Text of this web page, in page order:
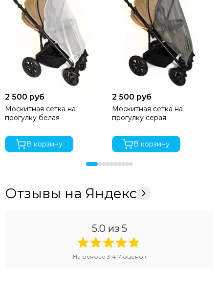
2 500 руб
Москитная сетка на
прогулку белая
В корзину
2 500 руб
Москитная сетка на
прогулку серая
В корзину
Отзывы на Яндекс
5.0 из 5
На основе 3 417 оценок